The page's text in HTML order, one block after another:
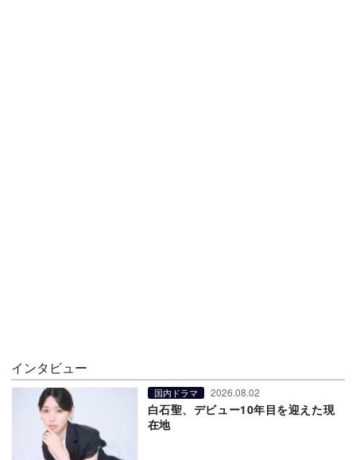
インタビュー
国内ドラマ 2026.08.02
白石聖、デビュー10年目を迎えた現
在地